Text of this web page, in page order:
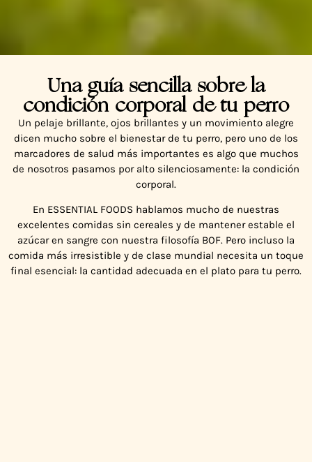
¿Tu perro tiene un
peso saludable?
Una guía sencilla sobre la
condición corporal de tu perro
Un pelaje brillante, ojos brillantes y un movimiento alegre
dicen mucho sobre el bienestar de tu perro, pero uno de los
marcadores de salud más importantes es algo que muchos
de nosotros pasamos por alto silenciosamente: la condición
corporal.
En ESSENTIAL FOODS hablamos mucho de nuestras
excelentes comidas sin cereales y de mantener estable el
azúcar en sangre con nuestra filosofía BOF. Pero incluso la
comida más irresistible y de clase mundial necesita un toque
final esencial: la cantidad adecuada en el plato para tu perro.